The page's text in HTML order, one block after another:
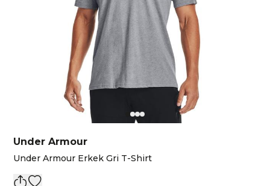
Under Armour
Under Armour Erkek Gri T-Shirt